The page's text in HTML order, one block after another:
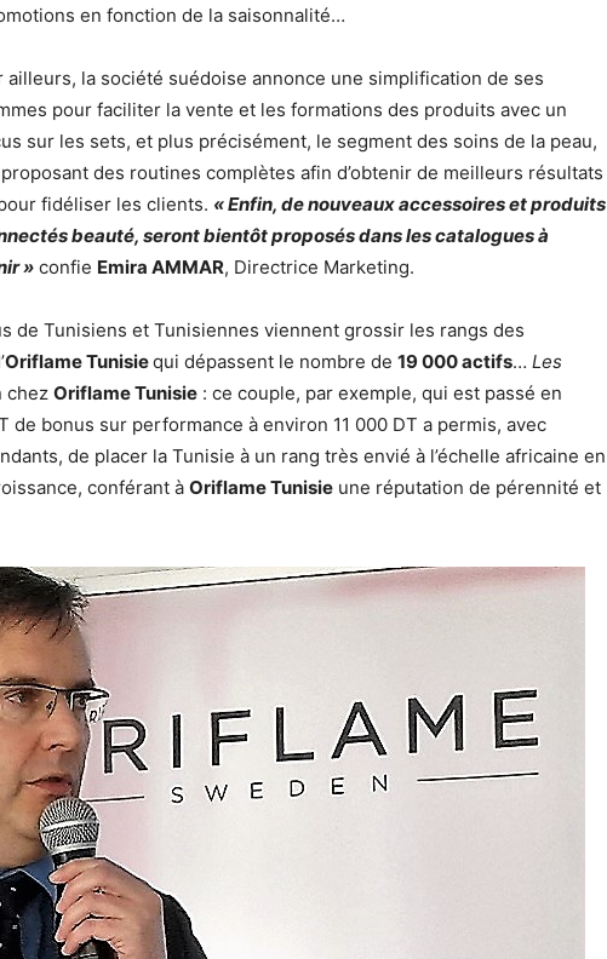
en fonction de la saisonnalité…
ailleurs, la société suédoise annonce une simplification de ses
pour faciliter la vente et les formations des produits avec un
sur les sets, et plus précisément, le segment des soins de la peau,
des routines complètes afin d’obtenir de meilleurs résultats
fidéliser les clients. « Enfin, de nouveaux accessoires et produits
beauté, seront bientôt proposés dans les catalogues à
» confie Emira AMMAR, Directrice Marketing.
de Tunisiens et Tunisiennes viennent grossir les rangs des
Oriflame Tunisiequi dépassent le nombre de 19 000 actifs… Les
chez Oriflame Tunisie : ce couple, par exemple, qui est passé en
de bonus sur performance à environ 11 000 DT a permis, avec
de placer la Tunisie à un rang très envié à l’échelle africaine en
conférant à Oriflame Tunisie une réputation de pérennité et